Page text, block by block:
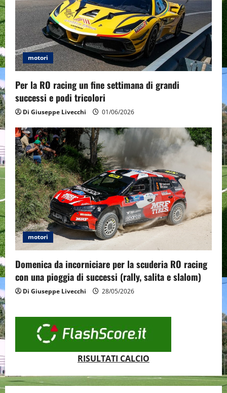
motori
Per la RO racing un fine settimana di grandi
successi e podi tricolori
Di Giuseppe Livecchi 01/06/2026
motori
Domenica da incorniciare per la scuderia RO racing
con una pioggia di successi (rally, salita e slalom)
Di Giuseppe Livecchi 28/05/2026
RISULTATI CALCIO